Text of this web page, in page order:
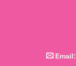
Email: